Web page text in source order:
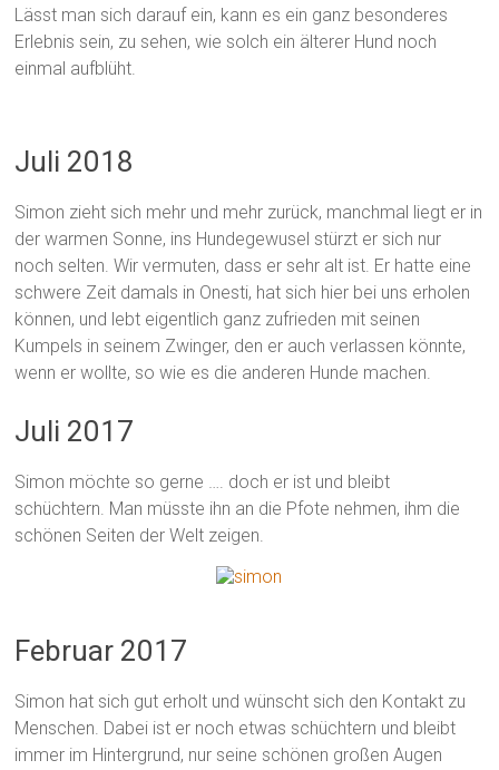
Lässt man sich darauf ein, kann es ein ganz besonderes
Erlebnis sein, zu sehen, wie solch ein älterer Hund noch
einmal aufblüht.
Juli 2018
Simon zieht sich mehr und mehr zurück, manchmal liegt er in
der warmen Sonne, ins Hundegewusel stürzt er sich nur
noch selten. Wir vermuten, dass er sehr alt ist. Er hatte eine
schwere Zeit damals in Onesti, hat sich hier bei uns erholen
können, und lebt eigentlich ganz zufrieden mit seinen
Kumpels in seinem Zwinger, den er auch verlassen könnte,
wenn er wollte, so wie es die anderen Hunde machen.
Juli 2017
Simon möchte so gerne …. doch er ist und bleibt
schüchtern. Man müsste ihn an die Pfote nehmen, ihm die
schönen Seiten der Welt zeigen.
Februar 2017
Simon hat sich gut erholt und wünscht sich den Kontakt zu
Menschen. Dabei ist er noch etwas schüchtern und bleibt
immer im Hintergrund, nur seine schönen großen Augen